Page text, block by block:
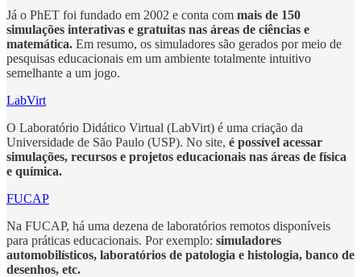
Já o PhET foi fundado em 2002 e conta com mais de 150
simulações interativas e gratuitas nas áreas de ciências e
matemática. Em resumo, os simuladores são gerados por meio de
pesquisas educacionais em um ambiente totalmente intuitivo
semelhante a um jogo.
LabVirt
O Laboratório Didático Virtual (LabVirt) é uma criação da
Universidade de São Paulo (USP). No site, é possível acessar
simulações, recursos e projetos educacionais nas áreas de física
e química.
FUCAP
Na FUCAP, há uma dezena de laboratórios remotos disponíveis
para práticas educacionais. Por exemplo: simuladores
automobilísticos, laboratórios de patologia e histologia, banco de
desenhos, etc.